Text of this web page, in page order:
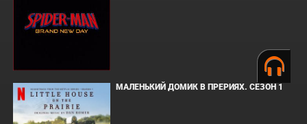
МАЛЕНЬКИЙ ДОМИК В ПРЕРИЯХ. СЕЗОН 1